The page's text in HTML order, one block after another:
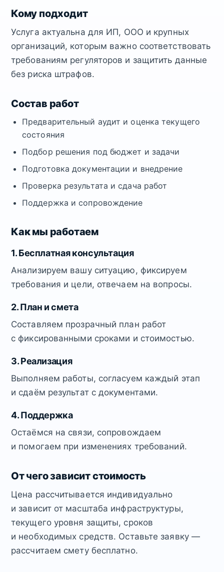
Кому подходит
Услуга актуальна для ИП, ООО и крупных
организаций, которым важно соответствовать
требованиям регуляторов и защитить данные
без риска штрафов.
Состав работ
Предварительный аудит и оценка текущего
состояния
Подбор решения под бюджет и задачи
Подготовка документации и внедрение
Проверка результата и сдача работ
Поддержка и сопровождение
Как мы работаем
1. Бесплатная консультация
Анализируем вашу ситуацию, фиксируем
требования и цели, отвечаем на вопросы.
2. План и смета
Составляем прозрачный план работ
с фиксированными сроками и стоимостью.
3. Реализация
Выполняем работы, согласуем каждый этап
и сдаём результат с документами.
4. Поддержка
Остаёмся на связи, сопровождаем
и помогаем при изменениях требований.
От чего зависит стоимость
Цена рассчитывается индивидуально
и зависит от масштаба инфраструктуры,
текущего уровня защиты, сроков
и необходимых средств. Оставьте заявку —
рассчитаем смету бесплатно.